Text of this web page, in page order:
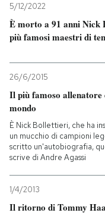
Mondo
Politica
Tecnologia
Scienza
Sport
PODCAST
5/12/2022
È morto a 91 anni Nick
più famosi maestri di
26/6/2015
Il più famoso allenatore
mondo
È Nick Bollettieri, che ha
un mucchio di campioni
scritto un'autobiografia,
scrive di Andre Agassi
1/4/2013
Il ritorno di Tommy